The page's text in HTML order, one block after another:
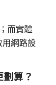
而實體
網路設
算？